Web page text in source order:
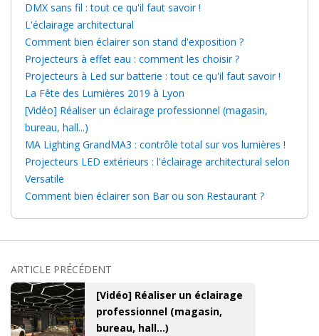
DMX sans fil : tout ce qu'il faut savoir !
L'éclairage architectural
Comment bien éclairer son stand d'exposition ?
Projecteurs à effet eau : comment les choisir ?
Projecteurs à Led sur batterie : tout ce qu'il faut savoir !
La Fête des Lumières 2019 à Lyon
[Vidéo] Réaliser un éclairage professionnel (magasin,
bureau, hall...)
MA Lighting GrandMA3 : contrôle total sur vos lumières !
Projecteurs LED extérieurs : l'éclairage architectural selon
Versatile
Comment bien éclairer son Bar ou son Restaurant ?
ARTICLE PRÉCÉDENT
[Vidéo] Réaliser un éclairage
professionnel (magasin,
bureau, hall...)